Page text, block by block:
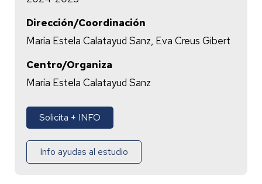
Dirección/Coordinación
María Estela Calatayud Sanz, Eva Creus Gibert
Centro/Organiza
María Estela Calatayud Sanz
Solicita + INFO
Info ayudas al estudio